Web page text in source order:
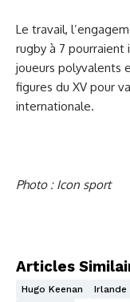
Le travail,
rugby à 7
joueurs polyvalents
figures du XV pour
internationale.
Photo : Icon sport
Articles
Hugo Keenan Irlande